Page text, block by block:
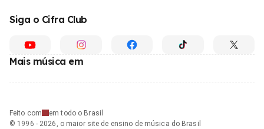
Siga o Cifra Club
Mais música em
Feito com
em todo o Brasil
© 1996 - 2026, o maior site de ensino de música do Brasil